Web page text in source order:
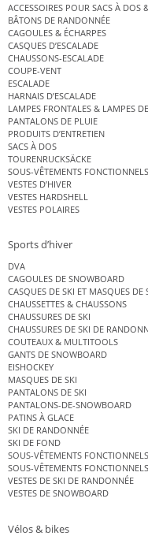
ACCESSOIRES POUR SACS À DOS
BÂTONS DE RANDONNÉE
CAGOULES & ÉCHARPES
CASQUES D’ESCALADE
CHAUSSONS-ESCALADE
COUPE-VENT
ESCALADE
HARNAIS D’ESCALADE
LAMPES FRONTALES & LAMPES
PANTALONS DE PLUIE
PRODUITS D’ENTRETIEN
SACS À DOS
TOURENRUCKSÄCKE
SOUS-VÊTEMENTS FONCTIONNELS
VESTES D’HIVER
VESTES HARDSHELL
VESTES POLAIRES
Sports d’hiver
DVA
CAGOULES DE SNOWBOARD
CASQUES DE SKI ET MASQUES DE
CHAUSSETTES & CHAUSSONS
CHAUSSURES DE SKI
CHAUSSURES DE SKI DE
COUTEAUX & MULTITOOLS
GANTS DE SNOWBOARD
EISHOCKEY
MASQUES DE SKI
PANTALONS DE SKI
PANTALONS-DE-SNOWBOARD
PATINS À GLACE
SKI DE RANDONNÉE
SKI DE FOND
SOUS-VÊTEMENTS FONCTIONNELS
SOUS-VÊTEMENTS FONCTIONNELS
VESTES DE SKI DE RANDONNÉE
VESTES DE SNOWBOARD
Vélos & bikes